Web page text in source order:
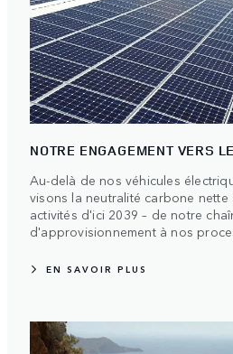
NOTRE ENGAGEMENT VERS
Au-delà de nos véhicules
visons la neutralité carbone
activités d'ici 2039 – de notre
d'approvisionnement à nos
EN SAVOIR PLUS